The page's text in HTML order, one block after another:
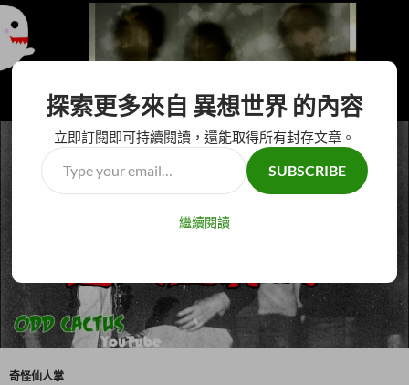
異想世界
主
奇怪仙人掌
探索更多來自 異想世界 的內容
立即訂閱即可持續閱讀，還能取得所有封存文章。
Type
your
SUBSCRIBE
繼續閱讀